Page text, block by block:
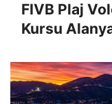
FIVB Plaj
Kursu